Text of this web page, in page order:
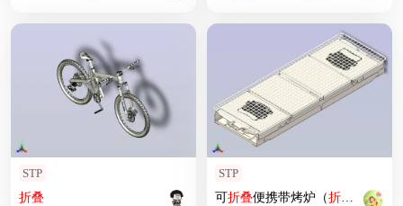
STP
折叠
STP
可折叠便携带烤炉（折叠 ）